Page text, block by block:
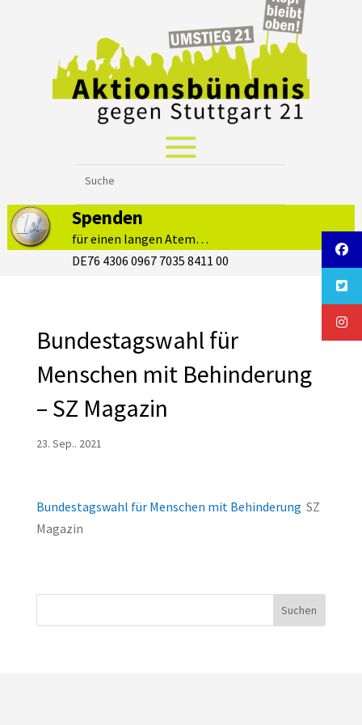
Spenden
für einen langen Atem…
DE76 4306 0967 7035 8411 00
Bundestagswahl für
Menschen mit Behinderung
– SZ Magazin
23. Sep.. 2021
Bundestagswahl für Menschen mit Behinderung SZ
Magazin
Suchen